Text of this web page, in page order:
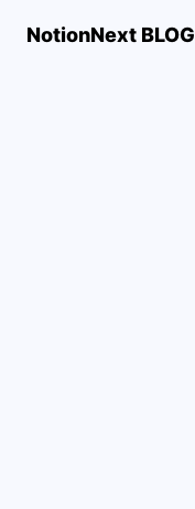
NotionNext BLOG